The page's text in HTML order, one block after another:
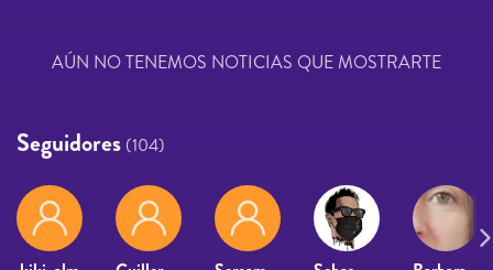
AÚN NO TENEMOS NOTICIAS QUE MOSTRARTE
Seguidores (104)